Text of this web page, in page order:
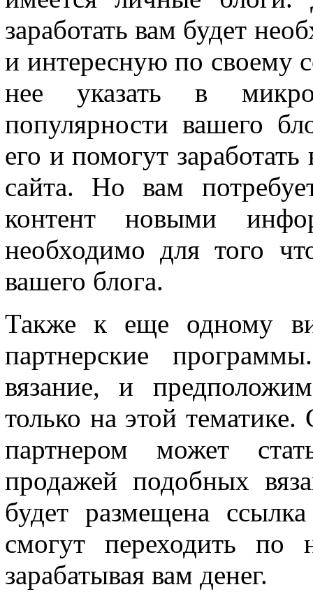
заработать вам будет
и интересную по своему
нее указать в
популярности вашего
его и помогут
сайта. Но вам
контент новыми
необходимо для того
вашего блога.
Также к еще одному
партнерские
вязание, и
только на этой
партнером может
продажей подобных
будет размещена
смогут переходить
зарабатывая вам денег.